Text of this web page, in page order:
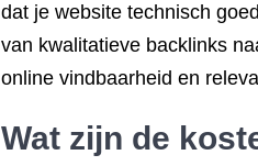
dat je website technisch
van kwalitatieve backlinks
online vindbaarheid en
Wat zijn de